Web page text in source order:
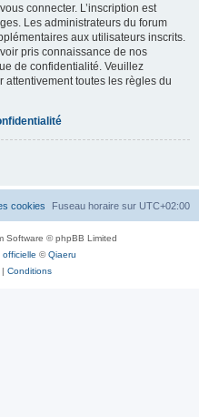
connecter. L’inscription est
Les administrateurs du forum
aux utilisateurs inscrits.
pris connaissance de nos
de confidentialité. Veuillez
toutes les règles du
Fuseau horaire sur UTC+02:00
cookies
Software © phpBB Limited
©Qiaeru
| Conditions